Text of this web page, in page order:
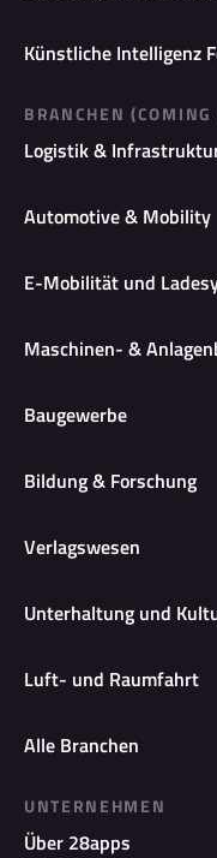
Künstliche Intelligenz
BRANCHEN (COMING
Logistik &
Automotive & Mobility
E-Mobilität und
Maschinen- &
Baugewerbe
Bildung & Forschung
Verlagswesen
Unterhaltung und
Luft- und Raumfahrt
Alle Branchen
UNTERNEHMEN
Über 28apps